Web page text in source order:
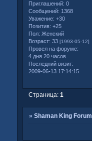
Приглашений: 0
Сообщений: 1368
Уважение: +30
Позитив: +25
Пол: Женский
Возраст: 33 [1993-05-12]
Провел на форуме:
4 дня 20 часов
Последний визит:
2009-06-13 17:14:15
Страница: 1
» Shaman King Forum